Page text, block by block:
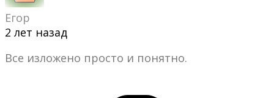
Егор
2 лет назад
Все изложено просто и понятно.